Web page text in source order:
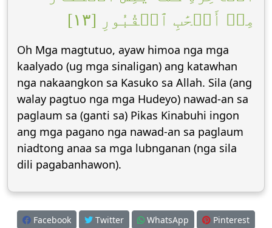
مِنۡ أَصۡحَٰبِ ٱلۡقُبُورِ [١٣]
Oh Mga magtutuo, ayaw himoa nga mga
kaalyado (ug mga sinaligan) ang katawhan
nga nakaangkon sa Kasuko sa Allah. Sila (ang
walay pagtuo nga mga Hudeyo) nawad-an sa
paglaum sa (ganti sa) Pikas Kinabuhi ingon
ang mga pagano nga nawad-an sa paglaum
niadtong anaa sa mga lubnganan (nga sila
dili pagabanhawon).
Facebook Twitter WhatsApp
Pinterest